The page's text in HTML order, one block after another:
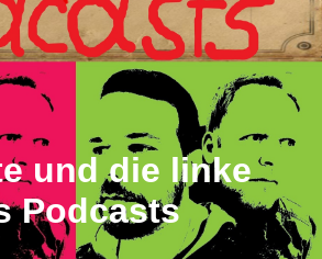
und die linke
Podcasts